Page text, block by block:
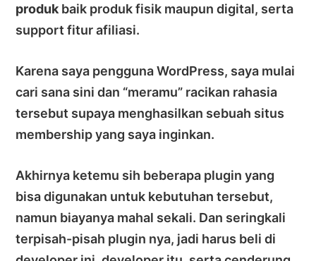
produk baik produk fisik maupun digital, serta
support fitur afiliasi.
Karena saya pengguna WordPress, saya mulai
cari sana sini dan “meramu” racikan rahasia
tersebut supaya menghasilkan sebuah situs
membership yang saya inginkan.
Akhirnya ketemu sih beberapa plugin yang
bisa digunakan untuk kebutuhan tersebut,
namun biayanya mahal sekali. Dan seringkali
terpisah-pisah plugin nya, jadi harus beli di